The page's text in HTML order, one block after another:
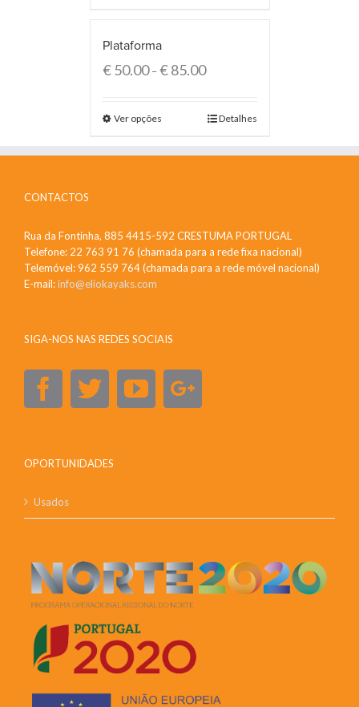
Plataforma
€50.00–€85.00
Ver opções Detalhes
CONTACTOS
Rua da Fontinha, 885 4415-592 CRESTUMA PORTUGAL
Telefone: 22 763 91 76 (chamada para a rede fixa nacional)
Telemóvel: 962 559 764 (chamada para a rede móvel nacional)
E-mail:info@eliokayaks.com
SIGA-NOS NAS REDES SOCIAIS
OPORTUNIDADES
Usados